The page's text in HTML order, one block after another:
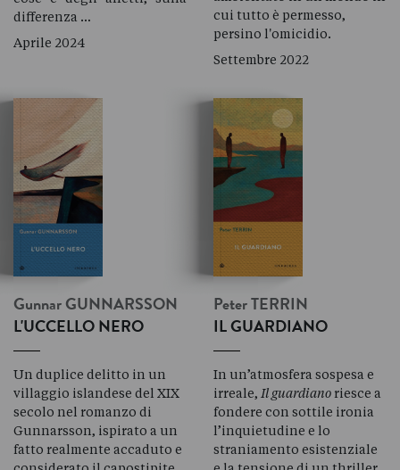
differenza …
Aprile 2024
cui tutto è permesso,
persino l'omicidio.
Settembre 2022
Gunnar GUNNARSSON
L'UCCELLO NERO
Un duplice delitto in un
villaggio islandese del XIX
secolo nel romanzo di
Gunnarsson, ispirato a un
fatto realmente accaduto e
Peter TERRIN
IL GUARDIANO
In un’atmosfera sospesa e
irreale, Il guardiano riesce a
fondere con sottile ironia
l’inquietudine e lo
straniamento esistenziale